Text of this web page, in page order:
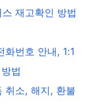
재고확인 방법
화번호 안내, 1:1
법
취소, 해지, 환불